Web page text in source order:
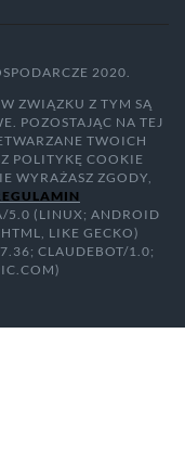
2020.
ZWIĄZKU Z TYM SĄ
POZOSTAJĄC NA TEJ
TWOICH
POLITYKĘ COOKIE
WYRAŻASZ ZGODY,
5.0 (LINUX; ANDROID
LIKE GECKO)
CLAUDEBOT/1.0;